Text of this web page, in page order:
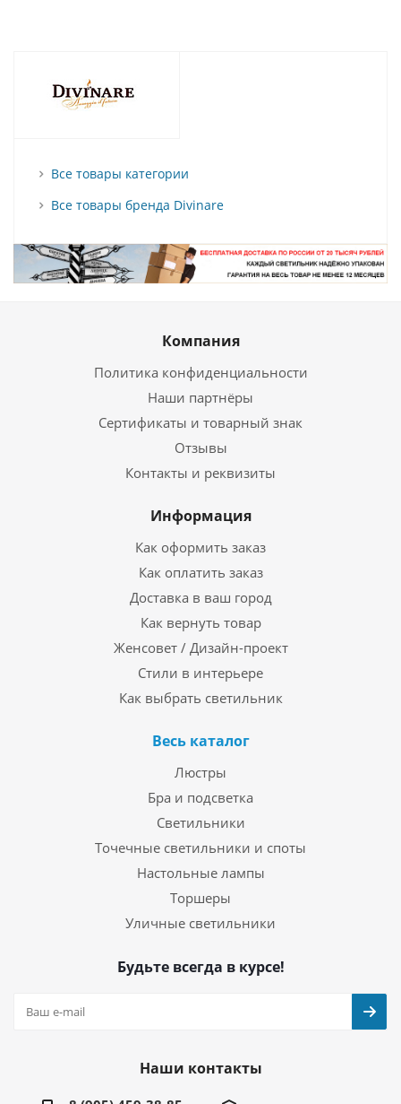
Все товары категории
Все товары бренда Divinare
Компания
Политика конфиденциальности
Наши партнёры
Сертификаты и товарный знак
Отзывы
Контакты и реквизиты
Информация
Как оформить заказ
Как оплатить заказ
Доставка в ваш город
Как вернуть товар
Женсовет / Дизайн-проект
Стили в интерьере
Как выбрать светильник
Весь каталог
Люстры
Бра и подсветка
Светильники
Точечные светильники и споты
Настольные лампы
Торшеры
Уличные светильники
Будьте всегда в курсе!
Наши контакты